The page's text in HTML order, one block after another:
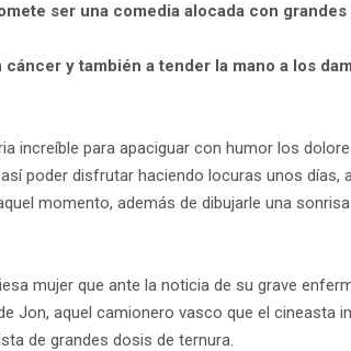
ser una comedia alocada con
y también a tender la mano a los
increíble para apaciguar con humor los
poder disfrutar haciendo locuras unos días,
momento, además de dibujarle una
mujer que ante la noticia de su grave
aquel camionero vasco que el cineasta
de grandes dosis de ternura.